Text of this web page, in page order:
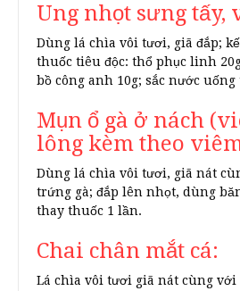
Ung nhọt sưng tấy,
Dùng lá chìa vôi tươi, giã đắp;
thuốc tiêu độc: thổ phục linh
bồ công anh 10g; sắc nước uống
Mụn ổ gà ở nách
lông kèm theo
Dùng lá chìa vôi tươi, giã nát
trứng gà; đắp lên nhọt, dùng
thay thuốc 1 lần.
Chai chân mắt cá:
Lá chìa vôi tươi giã nát cùng với